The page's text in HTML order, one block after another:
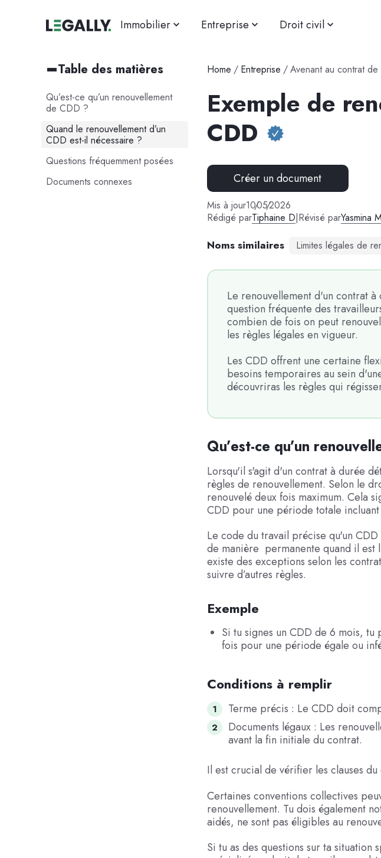
Immobilier Entreprise Droit civil
Home / Entreprise /Avenant au contrat
Exemple de
CDD
Créer un document
Mis à jour10/05/2026
Rédigé parTiphaine D|Révisé parYasmina
Noms similaires Limites légales de
Le renouvellement d'un contrat
question fréquente des
combien de fois on peut
les règles légales en vigueur.
Les CDD offrent une certaine
besoins temporaires au sein
découvriras les règles qui
Table des matières
Qu’est-ce qu’un renouvellement
de CDD ?
Quand le renouvellement d’un
CDD est-il nécessaire ?
Questions fréquemment posées
Documents connexes
Qu’est-ce qu’un
Lorsqu'il s'agit d'un contrat à durée
règles de renouvellement. Selon le
renouvelé deux fois maximum. Cela
CDD pour une période totale
Le code du travail précise qu'un
de manière permanente quand il
existe des exceptions selon les
suivre d’autres règles.
Exemple
Si tu signes un CDD de 6 mois,
fois pour une période égale ou
Conditions à remplir
Terme précis : Le CDD doit
Documents légaux : Les
avant la fin initiale du contrat.
Il est crucial de vérifier les clauses
Certaines conventions collectives
renouvellement. Tu dois également
aidés, ne sont pas éligibles au
Si tu as des questions sur ta